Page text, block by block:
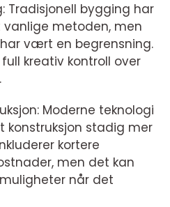
Tradisjonell bygging har
metoden, men
vært en begrensning.
kreativ kontroll over
Moderne teknologi
konstruksjon stadig mer
kortere
men det kan
når det